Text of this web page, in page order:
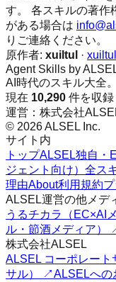
す。 各スキルの著作
がある場合は
りご連絡ください。
原作者: xuiltul ·
Agent Skills by
AI時代のスキル大全。
現在 10,290 件を収録
運営：株式会社
© 2026 ALSEL Inc.
サイト内
トップALSEL独自・
ジェント向け） 全ス
理由About利用規約
ALSEL運営の他メデ
うるチカラ（EC×AI
ル・節酒メディア）
株式会社ALSEL
ALSEL コーポレー
サル） ↗ALSELへ